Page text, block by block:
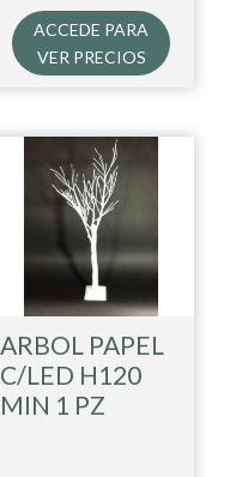
ACCEDE PARA
VER PRECIOS
ARBOL PAPEL
C/LED H120
MIN 1 PZ